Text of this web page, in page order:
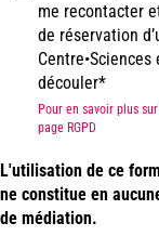
me recontacter
de réservation
découler
Pour en savoir plus
page RGPD
L'utilisation de ce
ne constitue en
de médiation.